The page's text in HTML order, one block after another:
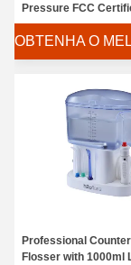
Pressure FCC
Rechargeable
Professional
Flosser with 1000ml